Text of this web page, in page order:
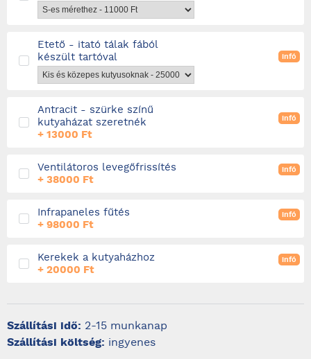
Etető - itató tálak fából
készült tartóval
infó
Antracit - szürke színű
kutyaházat szeretnék
+ 13000 Ft
infó
Ventilátoros levegőfrissítés
+ 38000 Ft
infó
Infrapaneles fűtés
+ 98000 Ft
infó
Kerekek a kutyaházhoz
+ 20000 Ft
infó
Szállítási idő: 2-15 munkanap
Szállítási költség: ingyenes